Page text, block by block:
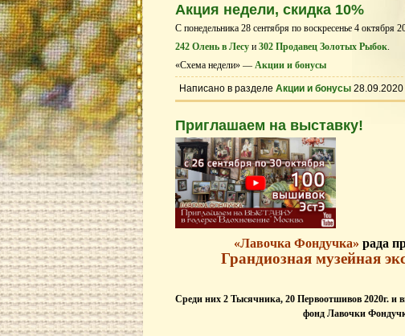
Акция недели, скидка 10%
С понедельника 28 сентября по воскресенье 4 октября
242 Олень в Лесу и 302 Продавец Золотых Рыбок.
«Схема недели» — Акции и бонусы
Написано в разделе Акции и бонусы 28.09.2020
Приглашаем на выставку!
«Лавочка Фондучка» рада
Грандиозная музейная
Среди них 2 Тысячника, 20 Первоотшивов 2020г. и
фонд Лавочки